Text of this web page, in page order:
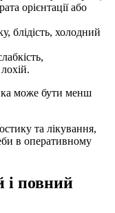
орієнтації або
блідість, холодний
може бути менш
та лікування,
в оперативному
і повний